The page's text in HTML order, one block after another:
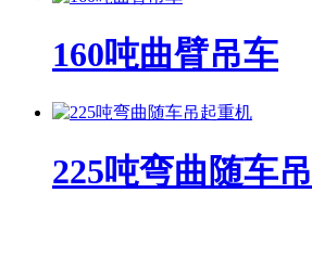
160吨曲臂吊车
225吨弯曲随车